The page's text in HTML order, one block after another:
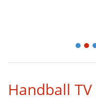
1 2
Handball